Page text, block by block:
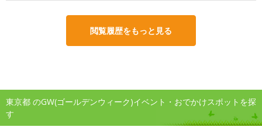
閲覧履歴をもっと見る
東京都 のGW(ゴールデンウィーク)イベント・おでかけスポットを探
す